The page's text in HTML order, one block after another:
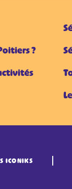
?
ICONIKS